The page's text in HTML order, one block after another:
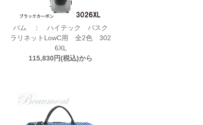
バム ： ハイテック バスク
ラリネットLowC用 全2色 302
6XL
115,830円(税込)から